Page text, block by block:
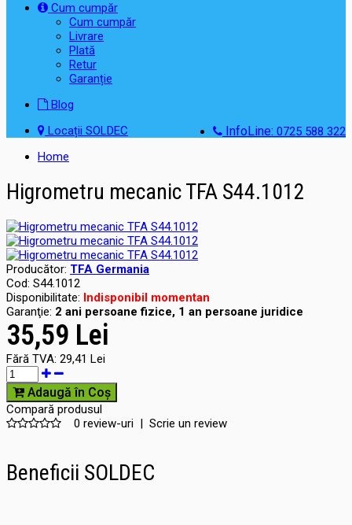
Cum cumpăr
Cum cumpăr
Livrare
Plată
Retur
Garanție
Blog
InfoLine: 0725 588 322
Locații SOLDEC
Home
Higrometru mecanic TFA S44.1012
Producător: TFA Germania
Cod: S44.1012
Disponibilitate: Indisponibil momentan
Garanţie: 2 ani persoane fizice, 1 an persoane juridice
35,59 Lei
Fără TVA: 29,41 Lei
Adaugă în Coş
Compară produsul
0 review-uri | Scrie un review
Beneficii SOLDEC